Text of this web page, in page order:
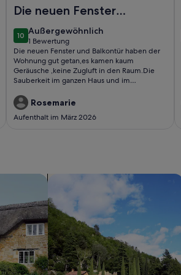
Die neuen Fenster
und Balkontür
haben der Wohnung
gut getan,es kamen
kaum Geräusche
,keine Zugluft..
1010 von 10
Außergewöhnlich
außergewöhnlich
1 Bewertung
(1
bewertung)
Die neuen Fenster und Balkontür haben der
Wohnung gut getan,es kamen kaum
Geräusche ,keine Zugluft in den Raum.Die
Sauberkeit im ganzen Haus und im
bestimmt wieder kommen.Norderney ist
immer eine Reise wert,vorallem Haus
Iderhoff.
Rosemarie
Aufenthalt im März 2026
Suche nach Villen